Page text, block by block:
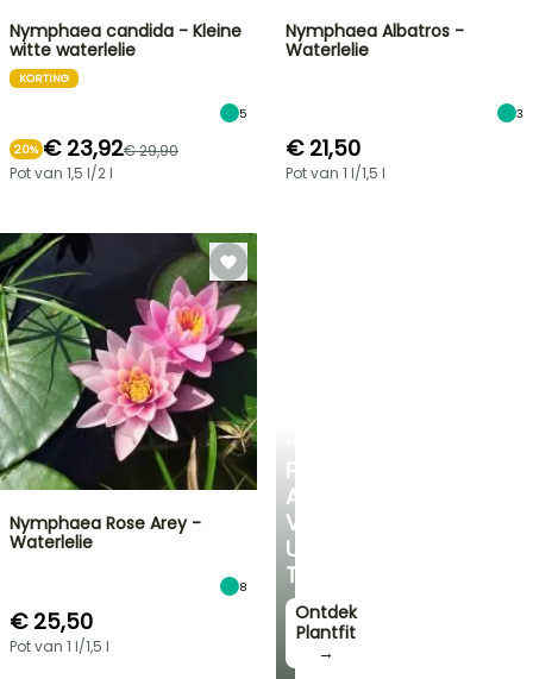
PERSOONLIJK
ADVIES
VOOR
UW
TUIN
Ontdek
Plantfit
→
Nymphaea candida - Kleine
witte waterlelie
KORTING
5
20% € 23,92€ 29,90
Pot van 1,5 l/2 l
Nymphaea Albatros -
Waterlelie
3
€ 21,50
Pot van 1 l/1,5 l
Nymphaea Rose Arey -
Waterlelie
8
€ 25,50
Pot van 1 l/1,5 l